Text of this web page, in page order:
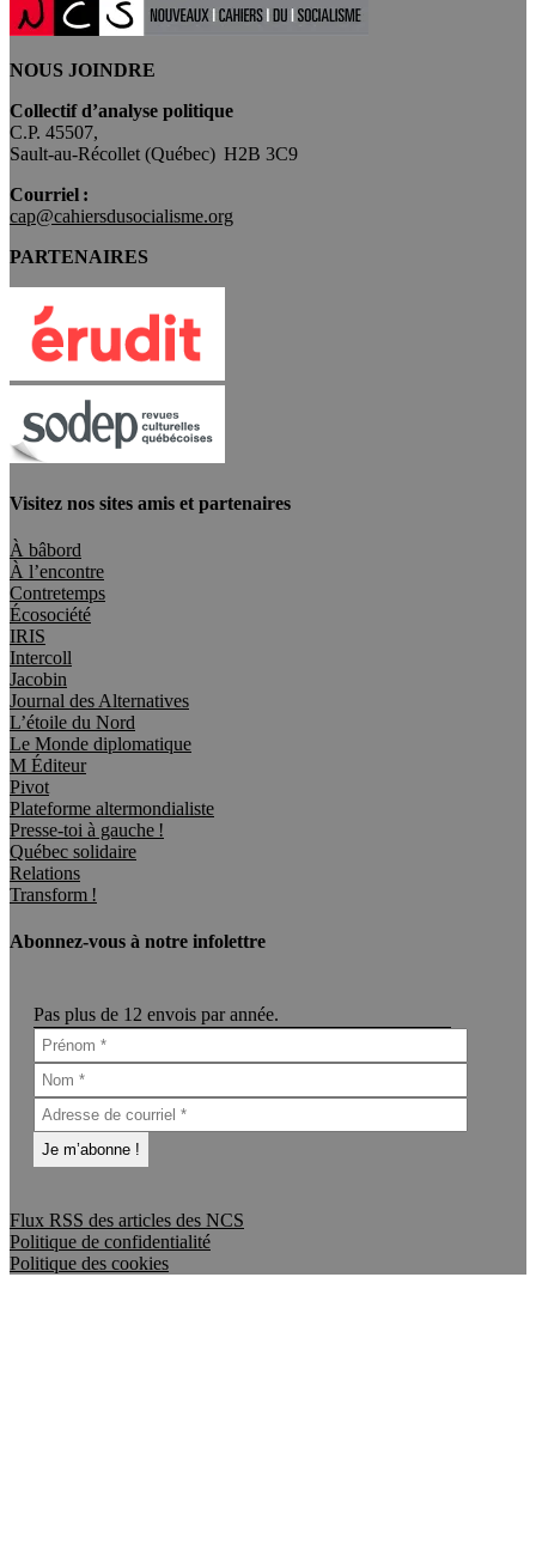
NOUS JOINDRE
Collectif d’analyse politique
C.P. 45507,
Sault-au-Récollet (Québec) H2B 3C9
Courriel :
cap@cahiersdusocialisme.org
PARTENAIRES
Visitez nos sites amis et partenaires
À bâbord
À l’encontre
Contretemps
Écosociété
IRIS
Intercoll
Jacobin
Journal des Alternatives
L’étoile du Nord
Le Monde diplomatique
M Éditeur
Pivot
Plateforme altermondialiste
Presse-toi à gauche !
Québec solidaire
Relations
Transform !
Abonnez-vous à notre infolettre
Pas plus de 12 envois par année.
Flux RSS des articles des NCS
Politique de confidentialité
Politique des cookies